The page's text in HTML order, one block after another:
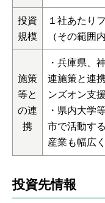
投資
規模
１社あたり
（その範囲
施策
等と
の連
携
・兵庫県、
連施策と連
ンズオン支
・県内大学
市で活動す
産業も幅広
投資先情報